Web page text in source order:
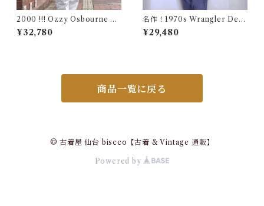
2000 !!! Ozzy Osbourne O
ZZFEST Rock T-Shirt Size
L / オジーオズボーン オズフ
¥32,780
名作！1970s Wrangler Deni
m Wrange Coat / ラングラー
デニム ボア ランチ コート 古
¥29,480
商品一覧に戻る
© 古着屋 仙台 biscco【古着 & Vintage 通販】
Powered by